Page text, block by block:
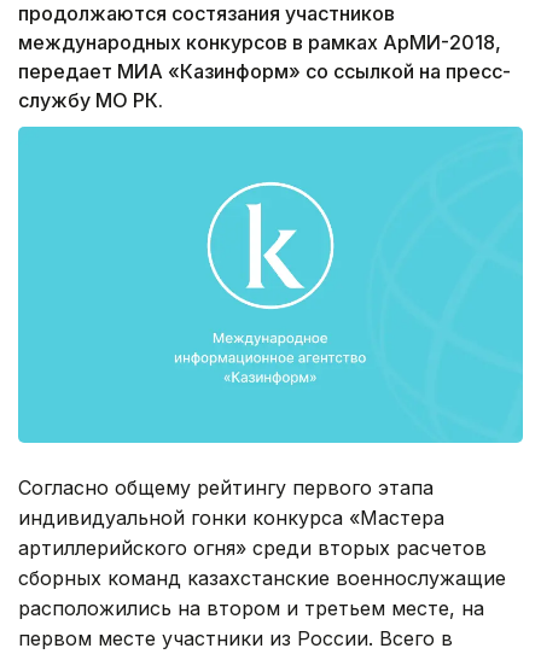
продолжаются состязания участников
международных конкурсов в рамках АрМИ-2018,
передает МИА «Казинформ» со ссылкой на пресс-
службу МО РК.
Согласно общему рейтингу первого этапа
индивидуальной гонки конкурса «Мастера
артиллерийского огня» среди вторых расчетов
сборных команд казахстанские военнослужащие
расположились на втором и третьем месте, на
первом месте участники из России. Всего в